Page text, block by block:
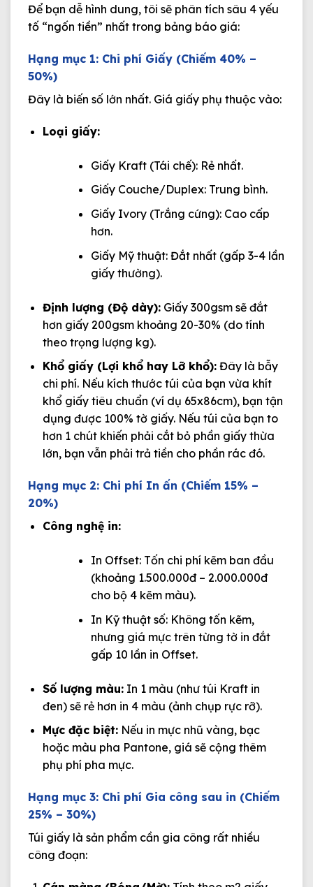
Để bạn dễ hình dung, tôi sẽ phân tích sâu 4 yếu
tố “ngốn tiền” nhất trong bảng báo giá:
Hạng mục 1: Chi phí Giấy (Chiếm 40% –
50%)
Đây là biến số lớn nhất. Giá giấy phụ thuộc vào:
Loại giấy:
Giấy Kraft (Tái chế): Rẻ nhất.
Giấy Couche/Duplex: Trung bình.
Giấy Ivory (Trắng cứng): Cao cấp
hơn.
Giấy Mỹ thuật: Đắt nhất (gấp 3-4 lần
giấy thường).
Định lượng (Độ dày):Giấy 300gsm sẽ đắt
hơn giấy 200gsm khoảng 20-30% (do tính
theo trọng lượng kg).
Khổ giấy (Lợi khổ hay Lỡ khổ):Đây là bẫy
chi phí. Nếu kích thước túi của bạn vừa khít
khổ giấy tiêu chuẩn (ví dụ 65x86cm), bạn tận
dụng được 100% tờ giấy. Nếu túi của bạn to
hơn 1 chút khiến phải cắt bỏ phần giấy thừa
lớn, bạn vẫn phải trả tiền cho phần rác đó.
Hạng mục 2: Chi phí In ấn (Chiếm 15% –
20%)
Công nghệ in:
In Offset: Tốn chi phí kẽm ban đầu
(khoảng 1.500.000đ – 2.000.000đ
cho bộ 4 kẽm màu).
In Kỹ thuật số: Không tốn kẽm,
nhưng giá mực trên từng tờ in đắt
gấp 10 lần in Offset.
Số lượng màu:In 1 màu (như túi Kraft in
đen) sẽ rẻ hơn in 4 màu (ảnh chụp rực rỡ).
Mực đặc biệt:Nếu in mực nhũ vàng, bạc
hoặc màu pha Pantone, giá sẽ cộng thêm
phụ phí pha mực.
Hạng mục 3: Chi phí Gia công sau in (Chiếm
25% – 30%)
Túi giấy là sản phẩm cần gia công rất nhiều
công đoạn: